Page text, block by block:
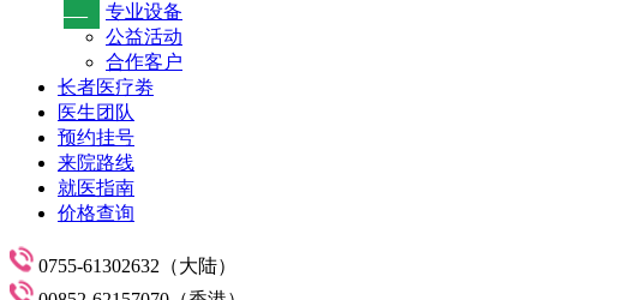
—
专业设备
公益活动
合作客户
长者医疗劵
医生团队
预约挂号
来院路线
就医指南
价格查询
0755-61302632（大陆）